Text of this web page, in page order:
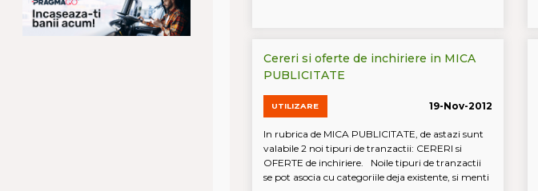
Cereri si oferte de inchiriere in MICA
PUBLICITATE
UTILIZARE 19-Nov-2012
In rubrica de MICA PUBLICITATE, de astazi sunt
valabile 2 noi tipuri de tranzactii: CERERI si
OFERTE de inchiriere. Noile tipuri de tranzactii
se pot asocia cu categoriile deja existente, si menti